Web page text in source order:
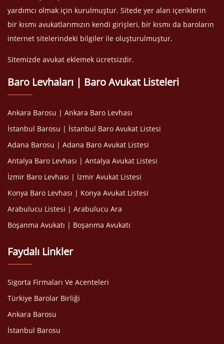
yardımcı olmak için kurulmuştur. Sitede yer alan içeriklerin
bir kısmı avukatlarımızın kendi girişleri, bir kısmı da baroların
internet sitelerindeki bilgiler ile oluşturulmuştur.
Sitemizde avukat eklemek ücretsizdir.
Baro Levhaları | Baro Avukat Listeleri
Ankara Barosu | Ankara Baro Levhası
İstanbul Barosu | İstanbul Baro Avukat Listesi
Adana Barosu | Adana Baro Avukat Listesi
Antalya Baro Levhası | Antalya Avukat Listesi
İzmir Baro Levhası | İzmir Avukat Listesi
Konya Baro Levhası | Konya Avukat Listesi
Arabulucu Listesi | Arabulucu Ara
Boşanma Avukatı | Boşanma Avukatı
Faydalı Linkler
Sigorta Firmaları Ve Acenteleri
Türkiye Barolar Birliği
Ankara Barosu
İstanbul Barosu